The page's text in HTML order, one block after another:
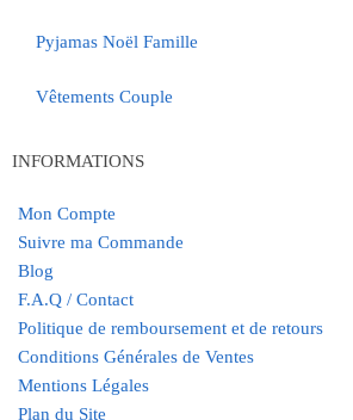
Pyjamas Noël Famille
Vêtements Couple
INFORMATIONS
Mon Compte
Suivre ma Commande
Blog
F.A.Q / Contact
Politique de remboursement et de retours
Conditions Générales de Ventes
Mentions Légales
Plan du Site